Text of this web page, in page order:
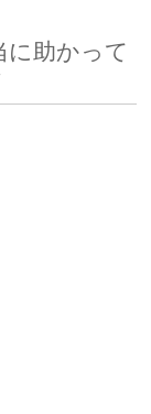
に助かって